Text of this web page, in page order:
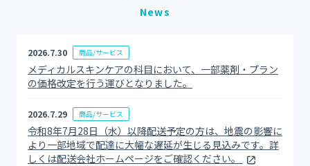
News
2026.7.30 商品/サービス
メディカルスキンケアの科目において、一部薬剤・プラン
の価格改定を行う運びとなりました。
2026.7.29 商品/サービス
令和8年7月28日（水）以降配送予定の方は、地震の影響に
より一部地域で配達に大幅な遅延が生じる見込みです。詳
しくは配送会社ホームページをご確認ください。